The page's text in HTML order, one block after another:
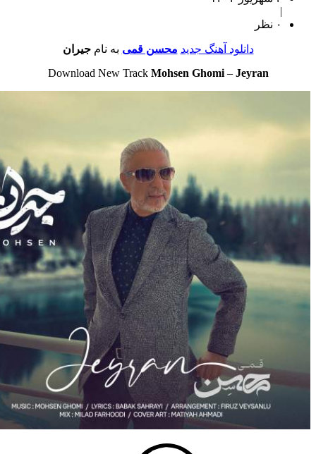
دانلود آهنگ جدید محسن قمیبه نام جیران
Download New TrackMohsen Ghomi–Jeyran